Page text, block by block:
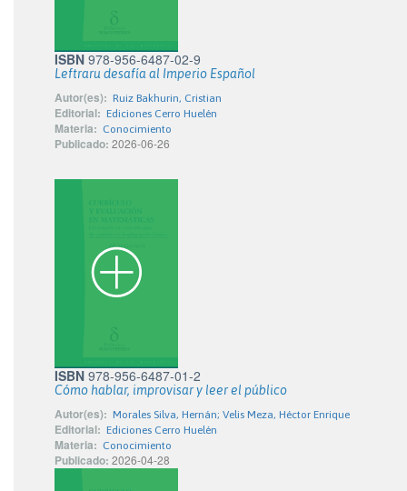
ISBN 978-956-6487-02-9
Leftraru desafía al Imperio Español
Autor(es): Ruiz Bakhurin, Cristian
Editorial: Ediciones Cerro Huelén
Materia: Conocimiento
Publicado: 2026-06-26
ISBN 978-956-6487-01-2
Cómo hablar, improvisar y leer el público
Autor(es): Morales Silva, Hernán; Velis Meza, Héctor Enrique
Editorial: Ediciones Cerro Huelén
Materia: Conocimiento
Publicado: 2026-04-28